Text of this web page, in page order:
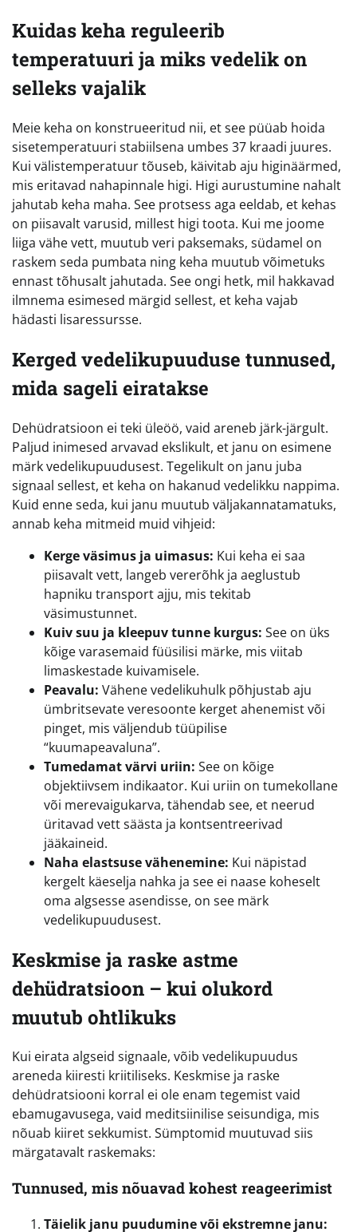
Kuidas keha reguleerib
temperatuuri ja miks vedelik on
selleks vajalik
Meie keha on konstrueeritud nii, et see püüab hoida
sisetemperatuuri stabiilsena umbes 37 kraadi juures.
Kui välistemperatuur tõuseb, käivitab aju higinäärmed,
mis eritavad nahapinnale higi. Higi aurustumine nahalt
jahutab keha maha. See protsess aga eeldab, et kehas
on piisavalt varusid, millest higi toota. Kui me joome
liiga vähe vett, muutub veri paksemaks, südamel on
raskem seda pumbata ning keha muutub võimetuks
ennast tõhusalt jahutada. See ongi hetk, mil hakkavad
ilmnema esimesed märgid sellest, et keha vajab
hädasti lisaressursse.
Kerged vedelikupuuduse tunnused,
mida sageli eiratakse
Dehüdratsioon ei teki üleöö, vaid areneb järk-järgult.
Paljud inimesed arvavad ekslikult, et janu on esimene
märk vedelikupuudusest. Tegelikult on janu juba
signaal sellest, et keha on hakanud vedelikku nappima.
Kuid enne seda, kui janu muutub väljakannatamatuks,
annab keha mitmeid muid vihjeid:
Kerge väsimus ja uimasus: Kui keha ei saa
piisavalt vett, langeb vererõhk ja aeglustub
hapniku transport ajju, mis tekitab
väsimustunnet.
Kuiv suu ja kleepuv tunne kurgus: See on üks
kõige varasemaid füüsilisi märke, mis viitab
limaskestade kuivamisele.
Peavalu: Vähene vedelikuhulk põhjustab aju
ümbritsevate veresoonte kerget ahenemist või
pinget, mis väljendub tüüpilise
“kuumapeavaluna”.
Tumedamat värvi uriin: See on kõige
objektiivsem indikaator. Kui uriin on tumekollane
või merevaigukarva, tähendab see, et neerud
üritavad vett säästa ja kontsentreerivad
jääkaineid.
Naha elastsuse vähenemine: Kui näpistad
kergelt käeselja nahka ja see ei naase koheselt
oma algsesse asendisse, on see märk
vedelikupuudusest.
Keskmise ja raske astme
dehüdratsioon – kui olukord
muutub ohtlikuks
Kui eirata algseid signaale, võib vedelikupuudus
areneda kiiresti kriitiliseks. Keskmise ja raske
dehüdratsiooni korral ei ole enam tegemist vaid
ebamugavusega, vaid meditsiinilise seisundiga, mis
nõuab kiiret sekkumist. Sümptomid muutuvad siis
märgatavalt raskemaks:
Tunnused, mis nõuavad kohest reageerimist
Täielik janu puudumine või ekstremne janu: